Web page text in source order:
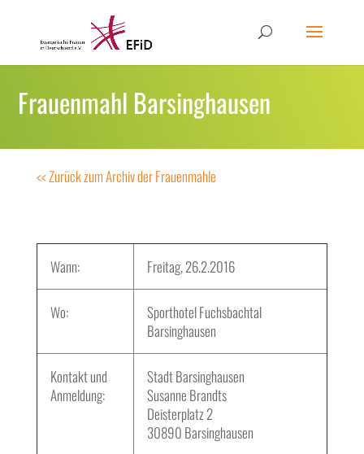
Frauenmahl Barsinghausen
<< Zurück zum Archiv der Frauenmahle
Wann: Freitag, 26.2.2016
Wo:
Sporthotel Fuchsbachtal
Barsinghausen
Kontakt und
Anmeldung:
Stadt Barsinghausen
Susanne Brandts
Deisterplatz 2
30890 Barsinghausen